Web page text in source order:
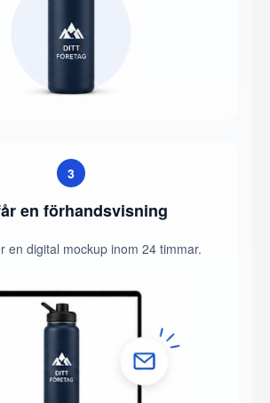
3
en förhandsvisning
en digital mockup inom 24 timmar.